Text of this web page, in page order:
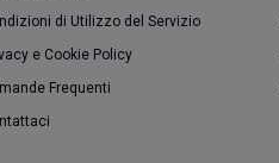
di Utilizzo del Servizio
e Cookie Policy
Frequenti